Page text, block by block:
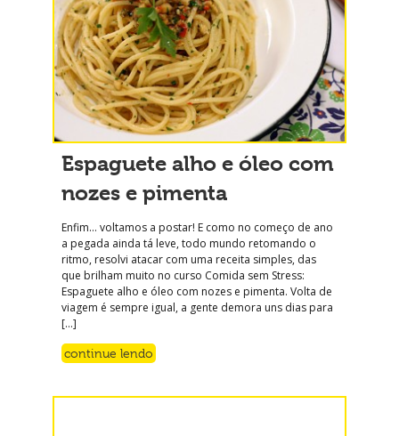
Espaguete alho e óleo com
nozes e pimenta
Enfim… voltamos a postar! E como no começo de ano
a pegada ainda tá leve, todo mundo retomando o
ritmo, resolvi atacar com uma receita simples, das
que brilham muito no curso Comida sem Stress:
Espaguete alho e óleo com nozes e pimenta. Volta de
viagem é sempre igual, a gente demora uns dias para
[…]
continue lendo